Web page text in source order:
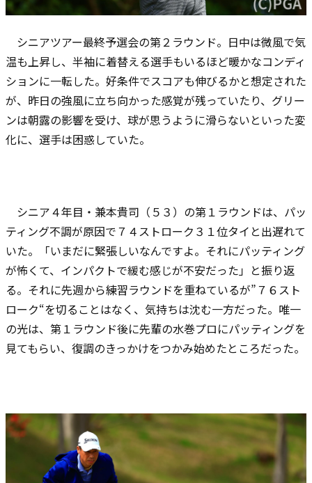
シニアツアー最終予選会の第２ラウンド。日中は微風で気
温も上昇し、半袖に着替える選手もいるほど暖かなコンディ
ションに一転した。好条件でスコアも伸びるかと想定された
が、昨日の強風に立ち向かった感覚が残っていたり、グリー
ンは朝露の影響を受け、球が思うように滑らないといった変
化に、選手は困惑していた。
シニア４年目・兼本貴司（５３）の第１ラウンドは、パッ
ティング不調が原因で７４ストローク３１位タイと出遅れて
いた。「いまだに緊張しいなんですよ。それにパッティング
が怖くて、インパクトで緩む感じが不安だった」と振り返
る。それに先週から練習ラウンドを重ねているが”７６スト
ローク“を切ることはなく、気持ちは沈む一方だった。唯一
の光は、第１ラウンド後に先輩の水巻プロにパッティングを
見てもらい、復調のきっかけをつかみ始めたところだった。